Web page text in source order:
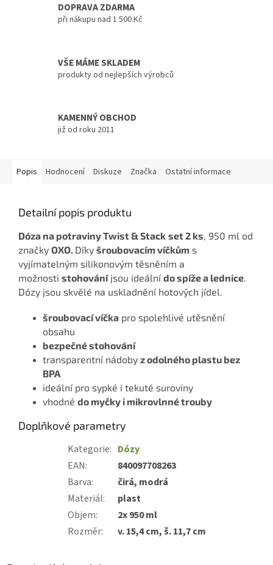
DOPRAVA ZDARMA
při nákupu nad 1 500 Kč
VŠE MÁME SKLADEM
produkty od nejlepších výrobců
KAMENNÝ OBCHOD
již od roku 2011
Popis Hodnocení Diskuze Značka Ostatní informace
Detailní popis produktu
Dóza na potraviny Twist & Stack set 2 ks , 950 ml od
značky OXO. Díky šroubovacím víčkům s
vyjímatelným silikonovým těsněním a
možnosti stohováníjsou ideálnído spíže a lednice
Dózy jsou skvělé na uskladnění hotových jídel.
šroubovací víčka pro spolehlivé utěsnění
obsahu
bezpečné stohování
transparentní nádoby z odolného plastu bez
BPA
ideální pro sypké i tekuté suroviny
vhodné do myčky i mikrovlnné trouby
Doplňkové parametry
Kategorie: Dózy
EAN:
840097708263
Barva:
čirá, modrá
Materiál:
plast
Objem:
2x 950 ml
Rozměr: v. 15,4 cm, š. 11,7 cm